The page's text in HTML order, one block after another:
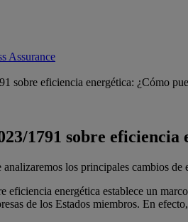
Assurance
sobre eficiencia energética: ¿Cómo
1791 sobre
los principales cambios
energética establece un
de los Estados miembros. En